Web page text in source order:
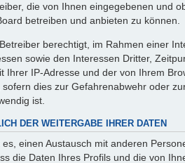
die von Ihnen eingegebenen und
betreiben und anbieten zu können.
berechtigt, im Rahmen einer
sowie den Interessen Dritter,
Ihrer IP-Adresse und der von Ihrem
dies zur Gefahrenabwehr oder
ist.
DER WEITERGABE IHRER DATEN
einen Austausch mit anderen
die Daten Ihres Profils und die von